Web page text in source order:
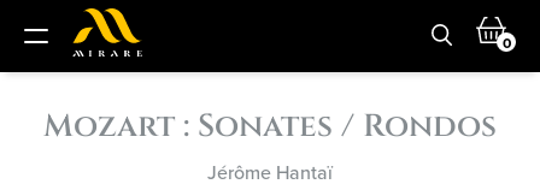
0
Mozart : Sonates / Rondos
Jérôme Hantaï